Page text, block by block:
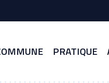
PRATIQUE